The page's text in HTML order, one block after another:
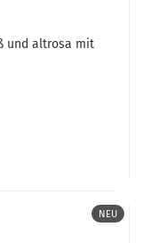
und altrosa mit
NEU